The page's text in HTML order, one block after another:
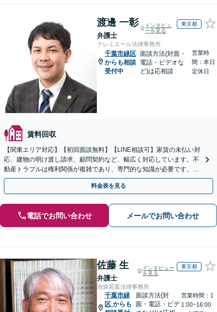
渡邊 一彰
弁護士
インタビュ
ーを見る
東京都
クレミエール法律事務所
千葉市緑区
からも相談
受付中
面談方法(対面・
電話・ビデオな
ど)は応相談
営業時
間：本日
定休日
賃料回収
【関東エリア対応】【初回面談無料】【LINE相談可】家賃の未払い対
応、建物の明け渡し請求、顧問契約など、幅広く対応しています。不
動産トラブルは権利関係が複雑であり、専門的な知識が必要です。ぜ
ひ弁護士にご相談ください。【休日・夜間面談可】
料金表を見る
電話でお問い合わせ メールでお問い合わせ
佐藤 生
弁護士
インタビュー
を見る
東京都
池袋若葉法律事務所
千葉市緑
区 からも
面談方法(対
面・電話・ビデ
営業時間：1
1:00~16:00